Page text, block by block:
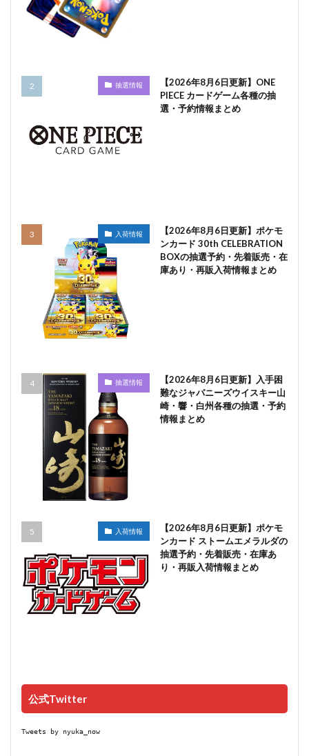
抽選情報
【2026年8月6日更新】ONE
PIECE カードゲーム各種の抽
選・予約情報まとめ
入荷情報
【2026年8月6日更新】ポケモ
ンカード 30th CELEBRATION
BOXの抽選予約・先着販売・在
庫あり・再販入荷情報まとめ
抽選情報
【2026年8月6日更新】入手困
難なジャパニーズウイスキー山
崎・響・白州各種の抽選・予約
情報まとめ
入荷情報
【2026年8月6日更新】ポケモ
ンカード ストームエメラルダの
抽選予約・先着販売・在庫あ
り・再販入荷情報まとめ
公式Twitter
Tweets by nyuka_now